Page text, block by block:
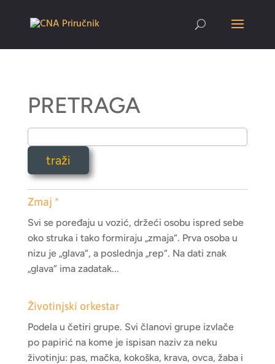
PRETRAGA
Zmaj *
Svi se poređaju u vozić, držeći osobu ispred sebe
oko struka i tako formiraju „zmaja“. Prva osoba u
nizu je „glava“, a poslednja „rep“. Na dati znak
„glava“ ima zadatak...
Životinjski orkestar
Podela u četiri grupe. Svi članovi grupe izvlače
po papirić na kome je ispisan naziv za neku
životinju: pas, mačka, kokoška, krava, ovca, žaba i